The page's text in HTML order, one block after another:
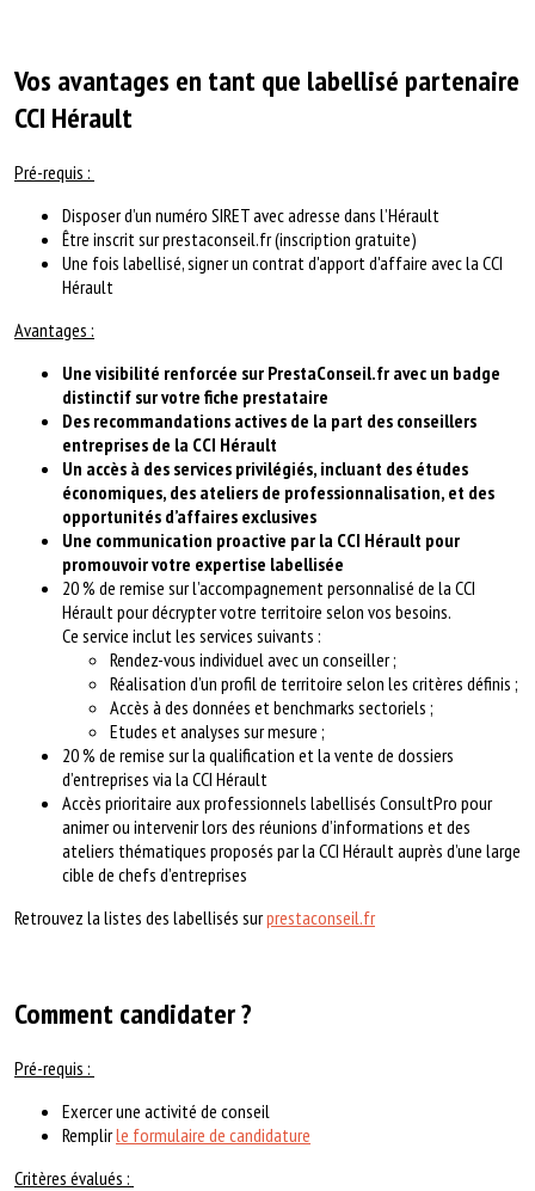
Vos avantages en tant que labellisé partenaire
CCI Hérault
Pré-requis :
Disposer d’un numéro SIRET avec adresse dans l’Hérault
Être inscrit sur prestaconseil.fr (inscription gratuite)
Une fois labellisé, signer un contrat d'apport d'affaire avec la CCI
Hérault
Avantages :
Une visibilité renforcée sur PrestaConseil.fr avec un badge
distinctif sur votre fiche prestataire
Des recommandations actives de la part des conseillers
entreprises de la CCI Hérault
Un accès à des services privilégiés, incluant des études
économiques, des ateliers de professionnalisation, et des
opportunités d’affaires exclusives
Une communication proactive par la CCI Hérault pour
promouvoir votre expertise labellisée
20 % de remise sur l’accompagnement personnalisé de la CCI
Hérault pour décrypter votre territoire selon vos besoins.
Ce service inclut les services suivants :
Rendez-vous individuel avec un conseiller ;
Réalisation d’un profil de territoire selon les critères définis ;
Accès à des données et benchmarks sectoriels ;
Etudes et analyses sur mesure ;
20 % de remise sur la qualification et la vente de dossiers
d’entreprises via la CCI Hérault
Accès prioritaire aux professionnels labellisés ConsultPro pour
animer ou intervenir lors des réunions d’informations et des
ateliers thématiques proposés par la CCI Hérault auprès d’une large
cible de chefs d’entreprises
Retrouvez la listes des labellisés surprestaconseil.fr
Comment candidater ?
Pré-requis :
Exercer une activité de conseil
Remplirle formulaire de candidature
Critères évalués :